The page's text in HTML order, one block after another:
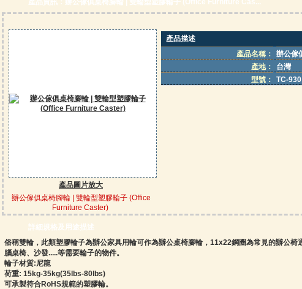
產品資訊：辦公傢俱桌椅腳輪 | 雙輪型塑膠輪子 (Office Furniture Cas...
產品圖片放大
辦公傢俱桌椅腳輪 | 雙輪型塑膠輪子 (Office
Furniture Caster)
產品描述
產品名稱：
辦公傢
產地：
台灣
型號：
TC-
詳細規格及用途描述
俗稱雙輪，此類塑膠輪子為辦公家具用輪可作為辦公桌椅腳輪，11x22鋼圈為常見的辦公
腦桌椅、沙發.....等需要輪子的物件。
輪子材質:尼龍
荷重: 15kg-35kg(35lbs-80lbs)
可承製符合RoHS規範的塑膠輪。